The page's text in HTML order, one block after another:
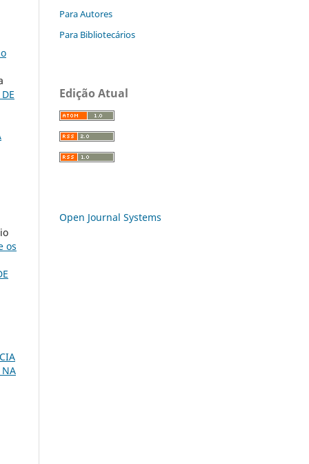
os
NA
Para Autores
Para Bibliotecários
Edição Atual
Open Journal Systems